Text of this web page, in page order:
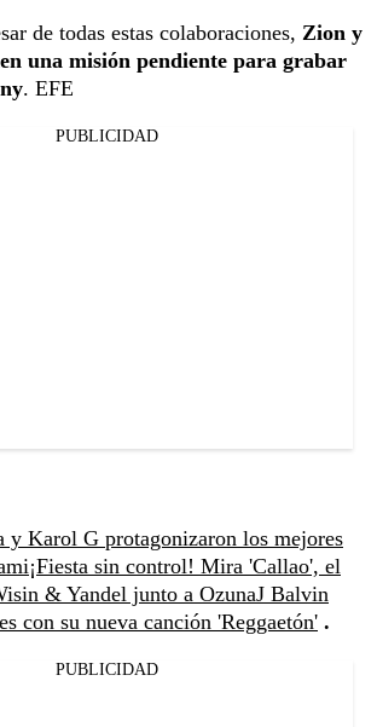
de todas estas colaboraciones, Zion y
una misión pendiente para grabar
. EFE
PUBLICIDAD
y Karol G protagonizaron los mejores
¡Fiesta sin control! Mira 'Callao', el
& Yandel junto a OzunaJ Balvin
con su nueva canción 'Reggaetón' .
PUBLICIDAD